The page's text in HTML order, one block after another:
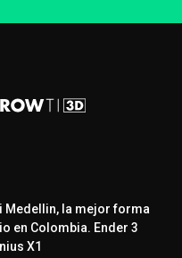
Medellin, la mejor forma
en Colombia. Ender 3
X1